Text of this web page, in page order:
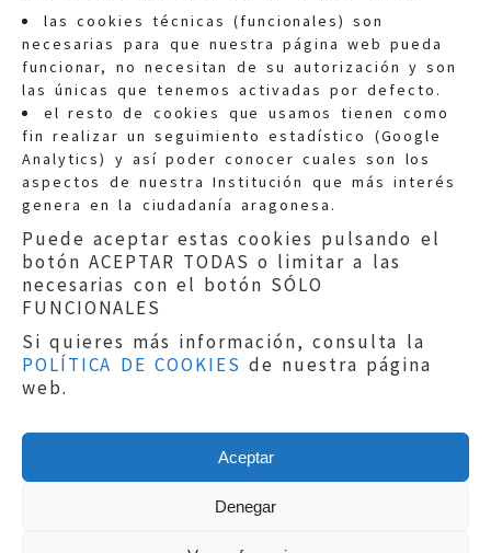
las cookies técnicas (funcionales) son
necesarias para que nuestra página web pueda
funcionar, no necesitan de su autorización y son
las únicas que tenemos activadas por defecto.
el resto de cookies que usamos tienen como
fin realizar un seguimiento estadístico (Google
Analytics) y así poder conocer cuales son los
aspectos de nuestra Institución que más interés
genera en la ciudadanía aragonesa.
Puede aceptar estas cookies pulsando el
botón ACEPTAR TODAS o limitar a las
necesarias con el botón SÓLO
FUNCIONALES
Si quieres más información, consulta la
POLÍTICA DE COOKIES de nuestra página
web.
Aceptar
Denegar
Quejas:quejas@eljusticiadearagon.es
Información general:
informacion@eljusticiadearagon.es
Teléfonos:900 210 210/
Aviso legal|Política de privacidad|
Protección de Datos
Política de cookies
Copyright © 2019El Justicia de Aragón|
Sephor Consulting